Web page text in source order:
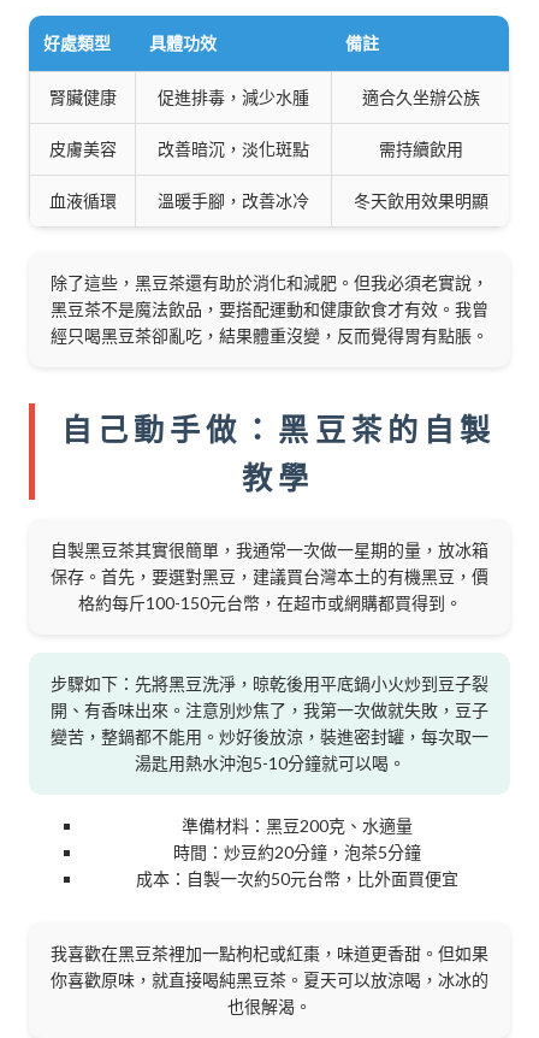
好處類型 具體功效 備註
腎臟健康 促進排毒，減少水腫 適合久坐辦公族
皮膚美容 改善暗沉，淡化斑點 需持續飲用
血液循環 溫暖手腳，改善冰冷 冬天飲用效果明顯
除了這些，黑豆茶還有助於消化和減肥。但我必須老實說，
黑豆茶不是魔法飲品，要搭配運動和健康飲食才有效。我曾
經只喝黑豆茶卻亂吃，結果體重沒變，反而覺得胃有點脹。
自己動手做：黑豆茶的自製
教學
自製黑豆茶其實很簡單，我通常一次做一星期的量，放冰箱
保存。首先，要選對黑豆，建議買台灣本土的有機黑豆，價
格約每斤100-150元台幣，在超市或網購都買得到。
步驟如下：先將黑豆洗淨，晾乾後用平底鍋小火炒到豆子裂
開、有香味出來。注意別炒焦了，我第一次做就失敗，豆子
變苦，整鍋都不能用。炒好後放涼，裝進密封罐，每次取一
湯匙用熱水沖泡5-10分鐘就可以喝。
準備材料：黑豆200克、水適量
時間：炒豆約20分鐘，泡茶5分鐘
成本：自製一次約50元台幣，比外面買便宜
我喜歡在黑豆茶裡加一點枸杞或紅棗，味道更香甜。但如果
你喜歡原味，就直接喝純黑豆茶。夏天可以放涼喝，冰冰的
也很解渴。